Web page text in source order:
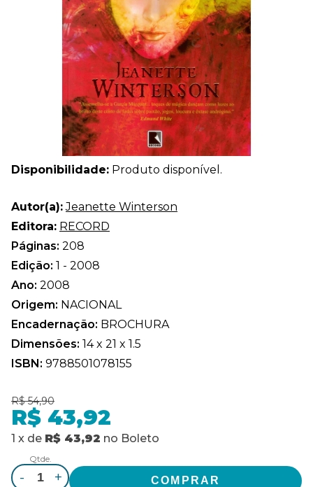
Disponibilidade: Produto disponível.
Autor(a): Jeanette Winterson
Editora: RECORD
Páginas: 208
Edição: 1 - 2008
Ano: 2008
Origem: NACIONAL
Encadernação: BROCHURA
Dimensões: 14 x 21 x 1.5
ISBN: 9788501078155
R$ 54,90
R$ 43,92
1 x de R$ 43,92 no Boleto
Qtde.
- +